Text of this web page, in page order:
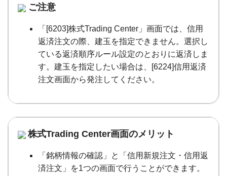
ご注意
「[6203]株式Trading Center」画面では、信用
返済注文の際、建玉を指定できません。選択し
ている返済順序ルール設定のとおりに返済しま
す。建玉を指定したい場合は、[6224]信用返済
注文画面から発注してください。
株式Trading Center画面のメリット
「銘柄情報の確認」と「信用新規注文・信用返
済注文」を1つの画面で行うことができます。